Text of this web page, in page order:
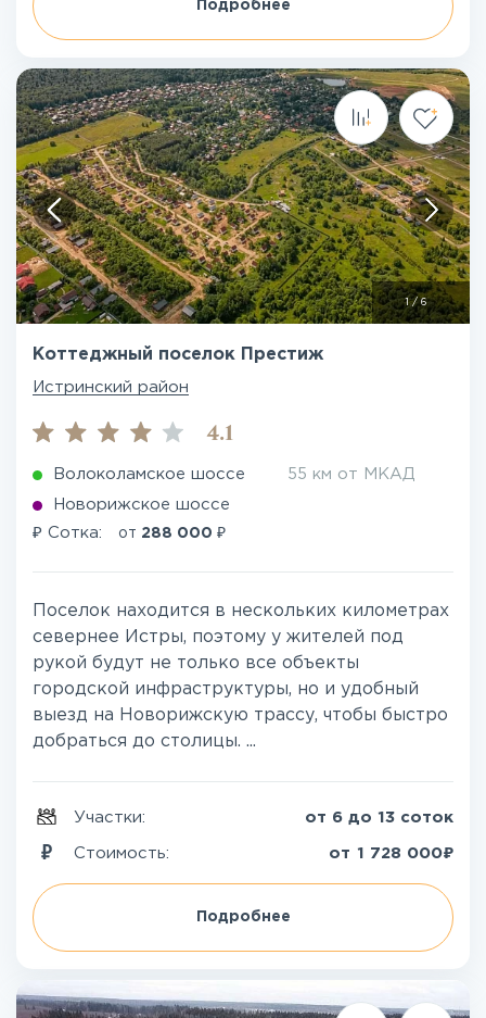
Подробнее
1 / 6
Коттеджный поселок Престиж
Истринский район
4.1
Волоколамское шоссе 55 км от МКАД
Новорижское шоссе
₽ Сотка: от 288 000 ₽
Поселок находится в нескольких километрах
севернее Истры, поэтому у жителей под
рукой будут не только все объекты
городской инфраструктуры, но и удобный
выезд на Новорижскую трассу, чтобы быстро
добраться до столицы. ...
Участки: от 6 до 13 соток
Стоимость: от 1 728 000₽
Подробнее